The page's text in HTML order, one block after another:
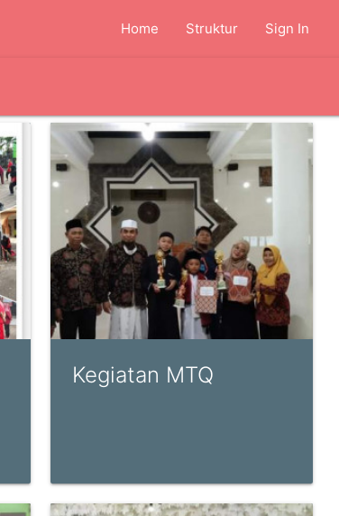
Home Struktur Sign In
Kegiatan MTQ